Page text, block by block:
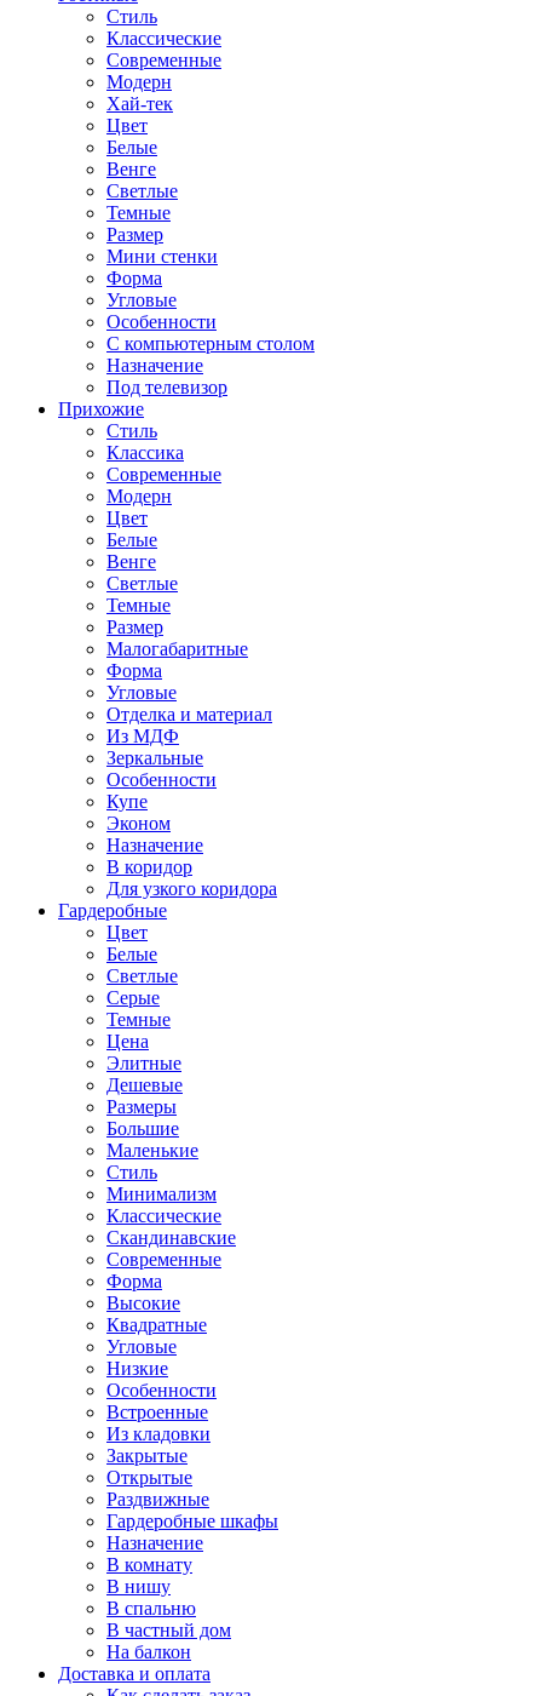
Стиль
Классические
Современные
Модерн
Хай-тек
Цвет
Белые
Венге
Светлые
Темные
Размер
Мини стенки
Форма
Угловые
Особенности
С компьютерным столом
Назначение
Под телевизор
Прихожие
Стиль
Классика
Современные
Модерн
Цвет
Белые
Венге
Светлые
Темные
Размер
Малогабаритные
Форма
Угловые
Отделка и материал
Из МДФ
Зеркальные
Особенности
Купе
Эконом
Назначение
В коридор
Для узкого коридора
Гардеробные
Цвет
Белые
Светлые
Серые
Темные
Цена
Элитные
Дешевые
Размеры
Большие
Маленькие
Стиль
Минимализм
Классические
Скандинавские
Современные
Форма
Высокие
Квадратные
Угловые
Низкие
Особенности
Встроенные
Из кладовки
Закрытые
Открытые
Раздвижные
Гардеробные шкафы
Назначение
В комнату
В нишу
В спальню
В частный дом
На балкон
Доставка и оплата